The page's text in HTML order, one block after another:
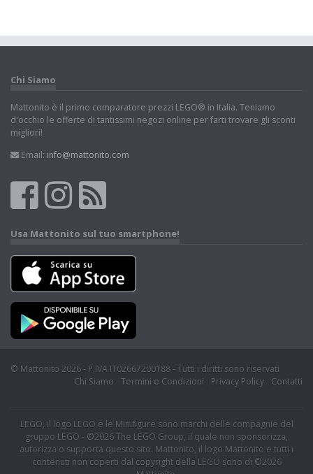
Chi Siamo
Mattonito è il primo comparatore prezzi LEGO® in Italia. Teniamo
d'occhio le offerte di tantissimi negozi online per farti trovare gli sconti
migliori!
Email: info@mattonito.com
Usa Mattonito sul tuo smartphone!
© Mattonito 2026 - P.IVA IT02667200188 - Tutti i diritti sono riservati
Chi Siamo
Termini e Condizioni Privacy Policy Contatti
LEGO, il logo LEGO e le Minifigure sono marchi delle compagnie del
gruppo LEGO - ©2026 The LEGO Group, il quale non sponsorizza,
autorizza o supporta questo sito. Mattonito, il logo Mattonito e tutti i
contenuti non coperti dal copyright della LEGO sono di ©2026